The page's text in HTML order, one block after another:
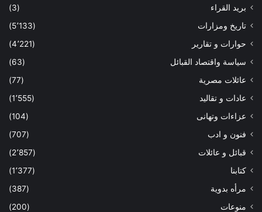
بريد القراء
(3)
تاريخ ومزارات
(5٬133)
حوارات و تقارير
(4٬221)
سياسة واقتصاد القبائل
(63)
عائلات مصرية
(77)
عادات و تقاليد
(1٬555)
عزاءات وتهانى
(104)
فنون و ادب
(707)
قبائل و عائلات
(2٬857)
كتابنا
(1٬377)
مرأه بدوية
(387)
منوعات
(200)